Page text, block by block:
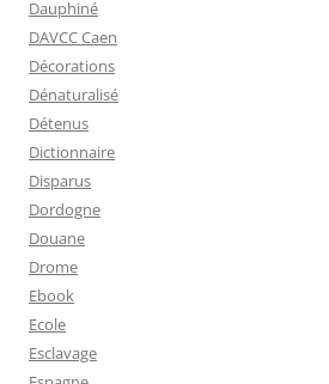
Dauphiné
DAVCC Caen
Décorations
Dénaturalisé
Détenus
Dictionnaire
Disparus
Dordogne
Douane
Drome
Ebook
Ecole
Esclavage